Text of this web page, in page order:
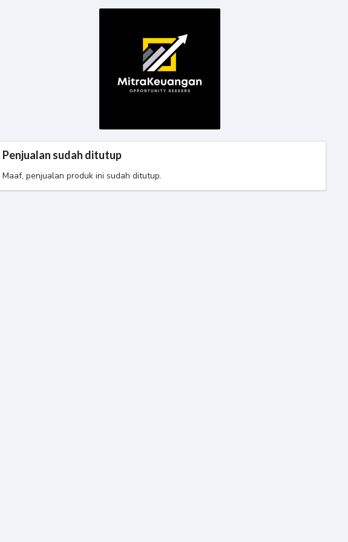
Penjualan sudah ditutup
Maaf, penjualan produk ini sudah ditutup.